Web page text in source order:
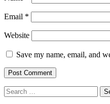
Email *
Website
Save my name, email, and
Search
for: